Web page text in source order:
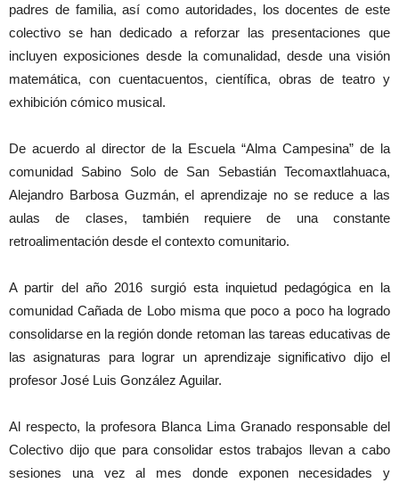
padres de familia, así como autoridades, los docentes de este
colectivo se han dedicado a reforzar las presentaciones que
incluyen exposiciones desde la comunalidad, desde una visión
matemática, con cuentacuentos, científica, obras de teatro y
exhibición cómico musical.
De acuerdo al director de la Escuela “Alma Campesina” de la
comunidad Sabino Solo de San Sebastián Tecomaxtlahuaca,
Alejandro Barbosa Guzmán, el aprendizaje no se reduce a las
aulas de clases, también requiere de una constante
retroalimentación desde el contexto comunitario.
A partir del año 2016 surgió esta inquietud pedagógica en la
comunidad Cañada de Lobo misma que poco a poco ha logrado
consolidarse en la región donde retoman las tareas educativas de
las asignaturas para lograr un aprendizaje significativo dijo el
profesor José Luis González Aguilar.
Al respecto, la profesora Blanca Lima Granado responsable del
Colectivo dijo que para consolidar estos trabajos llevan a cabo
sesiones una vez al mes donde exponen necesidades y